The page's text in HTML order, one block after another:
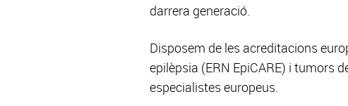
darrera generació.
Disposem de les acreditacions
epilèpsia (ERN EpiCARE) i tumors
especialistes europeus.